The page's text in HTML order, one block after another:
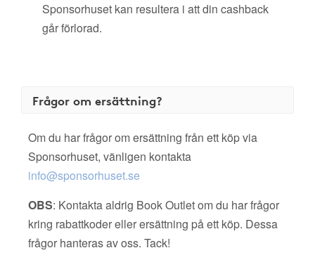
Sponsorhuset kan resultera i att din cashback
går förlorad.
Frågor om ersättning?
Om du har frågor om ersättning från ett köp via
Sponsorhuset, vänligen kontakta
info@sponsorhuset.se
OBS: Kontakta aldrig Book Outlet om du har frågor
kring rabattkoder eller ersättning på ett köp. Dessa
frågor hanteras av oss. Tack!